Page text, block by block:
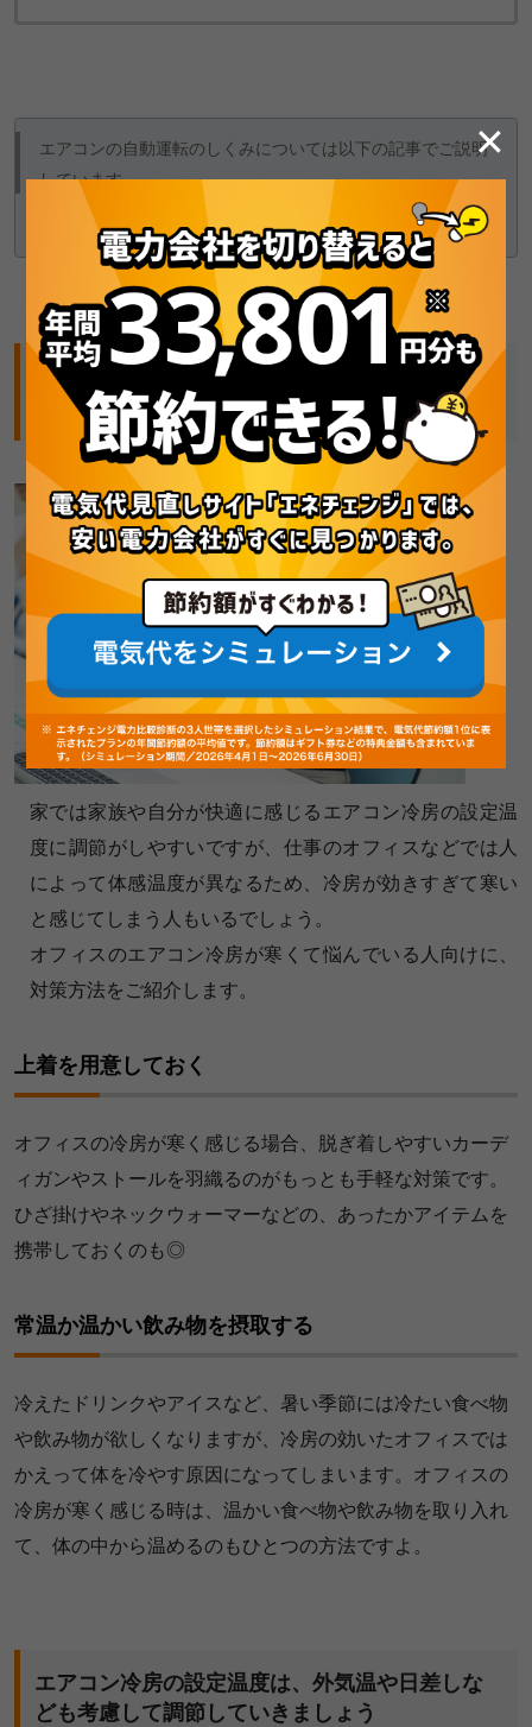
✕
エアコンの自動運転のしくみについては以下の記事でご説明
しています。
エアコン冷房（クーラー）は弱運転より自動運転のほうが電
気代が安い！
オフィスのエアコン冷房の設定温度が低すぎる
ときの対策方法
家では家族や自分が快適に感じるエアコン冷房の設定温
度に調節がしやすいですが、仕事のオフィスなどでは人
によって体感温度が異なるため、冷房が効きすぎて寒い
と感じてしまう人もいるでしょう。
オフィスのエアコン冷房が寒くて悩んでいる人向けに、
対策方法をご紹介します。
上着を用意しておく
オフィスの冷房が寒く感じる場合、脱ぎ着しやすいカーデ
ィガンやストールを羽織るのがもっとも手軽な対策です。
ひざ掛けやネックウォーマーなどの、あったかアイテムを
携帯しておくのも◎
常温か温かい飲み物を摂取する
冷えたドリンクやアイスなど、暑い季節には冷たい食べ物
や飲み物が欲しくなりますが、冷房の効いたオフィスでは
かえって体を冷やす原因になってしまいます。オフィスの
冷房が寒く感じる時は、温かい食べ物や飲み物を取り入れ
て、体の中から温めるのもひとつの方法ですよ。
エアコン冷房の設定温度は、外気温や日差しな
ども考慮して調節していきましょう